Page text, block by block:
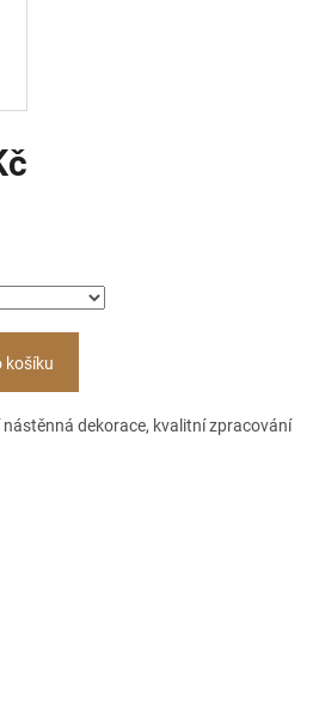
košíku
dekorace, kvalitní zpracování